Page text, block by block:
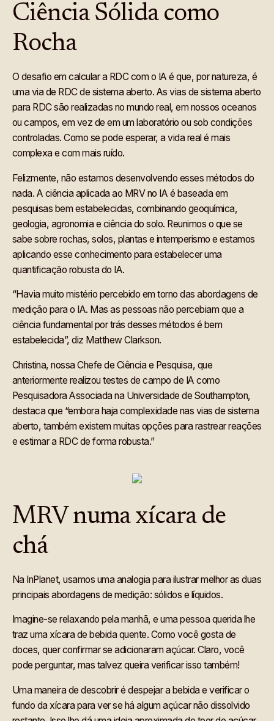
Ciência Sólida como
Rocha
O desafio em calcular a RDC com o IA é que, por natureza, é
uma via de RDC de sistema aberto. As vias de sistema aberto
para RDC são realizadas no mundo real, em nossos oceanos
ou campos, em vez de em um laboratório ou sob condições
controladas. Como se pode esperar, a vida real é mais
complexa e com mais ruído.
Felizmente, não estamos desenvolvendo esses métodos do
nada. A ciência aplicada ao MRV no IA é baseada em
pesquisas bem estabelecidas, combinando geoquímica,
geologia, agronomia e ciência do solo. Reunimos o que se
sabe sobre rochas, solos, plantas e intemperismo e estamos
aplicando esse conhecimento para estabelecer uma
quantificação robusta do IA.
“Havia muito mistério percebido em torno das abordagens de
medição para o IA. Mas as pessoas não percebiam que a
ciência fundamental por trás desses métodos é bem
estabelecida”, diz Matthew Clarkson.
Christina, nossa Chefe de Ciência e Pesquisa, que
anteriormente realizou testes de campo de IA como
Pesquisadora Associada na Universidade de Southampton,
destaca que “embora haja complexidade nas vias de sistema
aberto, também existem muitas opções para rastrear reações
e estimar a RDC de forma robusta.”
MRV numa xícara de
chá
Na InPlanet, usamos uma analogia para ilustrar melhor as duas
principais abordagens de medição: sólidos e líquidos.
Imagine-se relaxando pela manhã, e uma pessoa querida lhe
traz uma xícara de bebida quente. Como você gosta de
doces, quer confirmar se adicionaram açúcar. Claro, você
pode perguntar, mas talvez queira verificar isso também!
Uma maneira de descobrir é despejar a bebida e verificar o
fundo da xícara para ver se há algum açúcar não dissolvido